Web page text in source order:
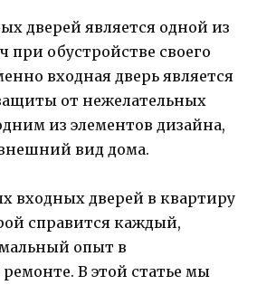
дверей является одной из
при обустройстве своего
входная дверь является
от нежелательных
из элементов дизайна,
вид дома.
входных дверей в квартиру
справится каждый,
опыт в
В этой статье мы